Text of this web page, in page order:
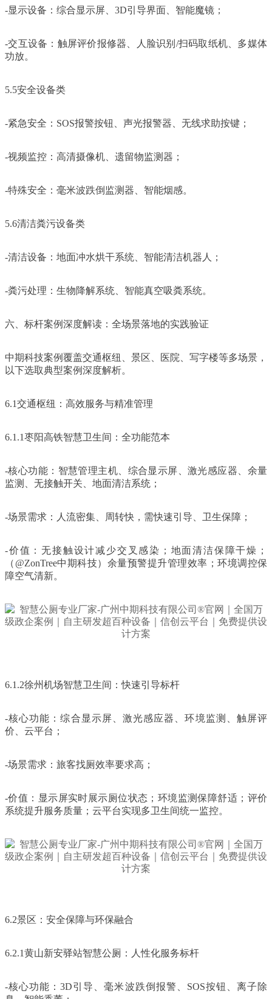
-显示设备：综合显示屏、3D引导界面、智能魔镜；
-交互设备：触屏评价报修器、人脸识别/扫码取纸机、多媒体
功放。
5.5安全设备类
-紧急安全：SOS报警按钮、声光报警器、无线求助按键；
-视频监控：高清摄像机、遗留物监测器；
-特殊安全：毫米波跌倒监测器、智能烟感。
5.6清洁粪污设备类
-清洁设备：地面冲水烘干系统、智能清洁机器人；
-粪污处理：生物降解系统、智能真空吸粪系统。
六、标杆案例深度解读：全场景落地的实践验证
中期科技案例覆盖交通枢纽、景区、医院、写字楼等多场景，
以下选取典型案例深度解析。
6.1交通枢纽：高效服务与精准管理
6.1.1枣阳高铁智慧卫生间：全功能范本
-核心功能：智慧管理主机、综合显示屏、激光感应器、余量
监测、无接触开关、地面清洁系统；
-场景需求：人流密集、周转快，需快速引导、卫生保障；
-价值：无接触设计减少交叉感染；地面清洁保障干燥；
（@ZonTree中期科技）余量预警提升管理效率；环境调控保
障空气清新。
6.1.2徐州机场智慧卫生间：快速引导标杆
-核心功能：综合显示屏、激光感应器、环境监测、触屏评
价、云平台；
-场景需求：旅客找厕效率要求高；
-价值：显示屏实时展示厕位状态；环境监测保障舒适；评价
系统提升服务质量；云平台实现多卫生间统一监控。
6.2景区：安全保障与环保融合
6.2.1黄山新安驿站智慧公厕：人性化服务标杆
-核心功能：3D引导、毫米波跌倒报警、SOS按钮、离子除